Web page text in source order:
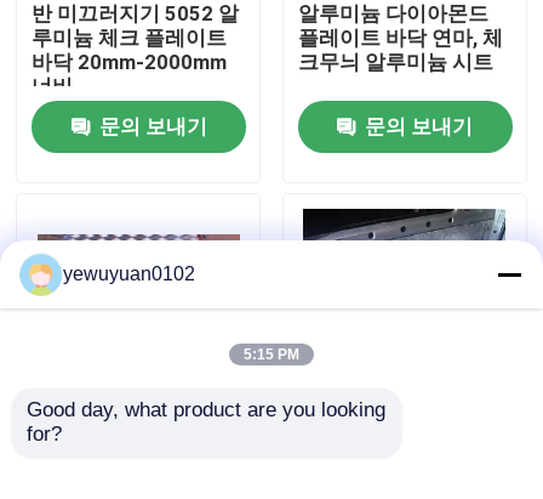
VR 쇼
우리에 대하여
품질 관리
뉴스
반 미끄러지기 5052 알
루미늄 체크 플레이트
바닥 20mm-2000mm
너비
문의 보내기
알루미늄 다이아몬드
플레이트 바닥 연마, 체
크무늬 알루미늄 시트
문의 보내기
2mm 5bar 알루미늄 체
yewuyuan0102
5:15 PM
Good day, what product are you looking
for?